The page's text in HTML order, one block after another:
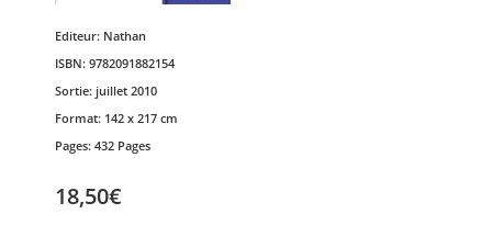
Editeur: Nathan
ISBN: 9782091882154
Sortie: juillet 2010
Format: 142 x 217 cm
Pages: 432 Pages
18,50€